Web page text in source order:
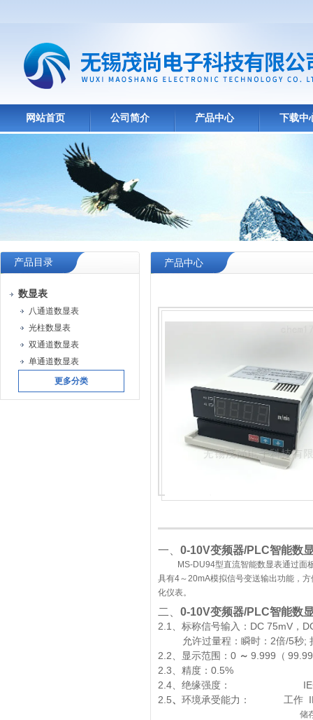
网站首页 公司简介 产品中心 下载中
产品目录
数显表
八通道数显表
光柱数显表
双通道数显表
单通道数显表
更多分类
产品中心
一、 0-10V变频器/PLC智能数
MS-DU94型直流智能数显表通过面
具有4～20mA模拟信号变送输出功能，方
化仪表。
二、 0-10V变频器/PLC智能数
2.1 、标称信号输入： DC 75mV ，
允许过量程：瞬时： 2倍/5秒;
2. 2、 显示范围： 0 ～ 9.999 （ 99 .99
2.3、精度： 0.5%
2.4、 绝缘强度：
IEC
2.5、 环境承受能力： 工作
储